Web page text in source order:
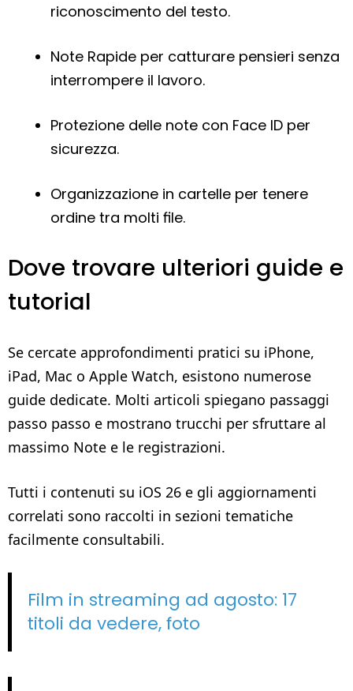
riconoscimento del testo.
Note Rapide per catturare pensieri senza
interrompere il lavoro.
Protezione delle note con Face ID per
sicurezza.
Organizzazione in cartelle per tenere
ordine tra molti file.
Dove trovare ulteriori guide e
tutorial
Se cercate approfondimenti pratici su iPhone,
iPad, Mac o Apple Watch, esistono numerose
guide dedicate. Molti articoli spiegano passaggi
passo passo e mostrano trucchi per sfruttare al
massimo Note e le registrazioni.
Tutti i contenuti su iOS 26 e gli aggiornamenti
correlati sono raccolti in sezioni tematiche
facilmente consultabili.
Film in streaming ad agosto: 17
titoli da vedere, foto